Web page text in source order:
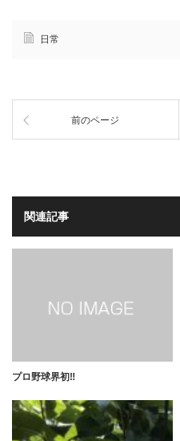
日常
前のページ
関連記事
プロ野球界初‼️